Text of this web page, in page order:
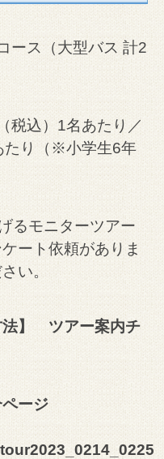
ース（大型バス 計2
税込）1名あたり／
たり（※小学生6年
るモニターツアー
ート依頼がありま
い。
】
ツアー案内チ
ページ